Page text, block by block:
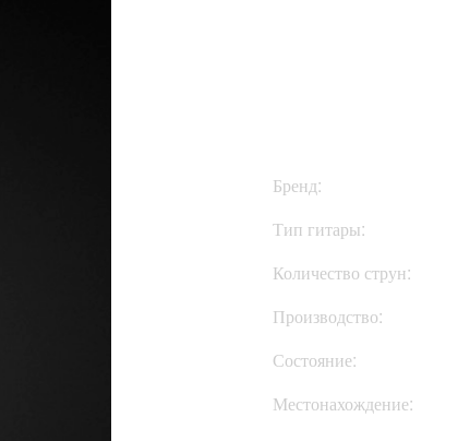
Бренд:
Тип гитары:
Количество струн:
Производство:
Состояние:
Местонахождение: